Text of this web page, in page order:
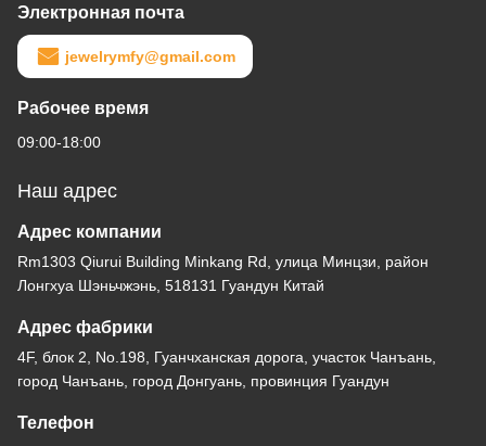
Электронная почта
jewelrymfy@gmail.com
Рабочее время
09:00-18:00
Наш адрес
Адрес компании
Rm1303 Qiurui Building Minkang Rd, улица Минцзи, район
Лонгхуа Шэньчжэнь, 518131 Гуандун Китай
Адрес фабрики
4F, блок 2, No.198, Гуанчханская дорога, участок Чанъань,
город Чанъань, город Донгуань, провинция Гуандун
Телефон